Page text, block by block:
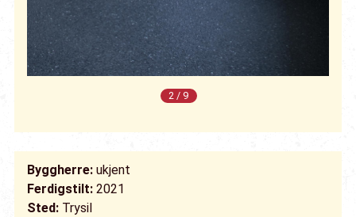
2 / 9
Byggherre: ukjent
Ferdigstilt: 2021
Sted: Trysil